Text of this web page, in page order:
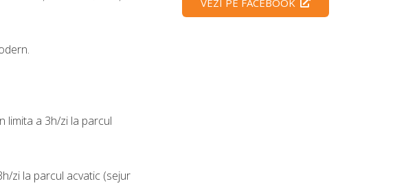
limita a 3h/zi la parcul
zi la parcul acvatic (sejur